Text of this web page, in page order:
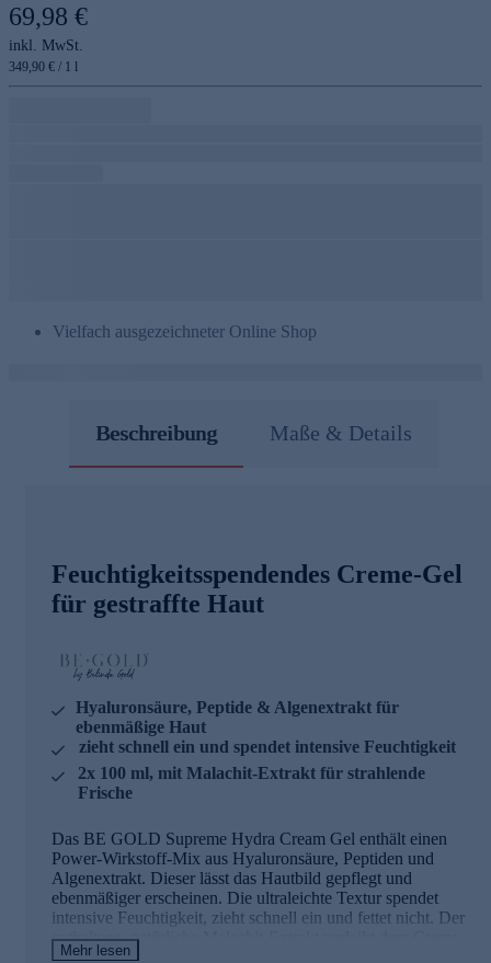
69,98 €
inkl. MwSt.
349,90 € / 1 l
Vielfach ausgezeichneter Online Shop
Beschreibung Maße & Details
Feuchtigkeitsspendendes Creme-Gel
für gestraffte Haut
Hyaluronsäure, Peptide & Algenextrakt für
ebenmäßige Haut
zieht schnell ein und spendet intensive Feuchtigkeit
2x 100 ml, mit Malachit-Extrakt für strahlende
Frische
Das BE GOLD Supreme Hydra Cream Gel enthält einen
Power-Wirkstoff-Mix aus Hyaluronsäure, Peptiden und
Algenextrakt. Dieser lässt das Hautbild gepflegt und
ebenmäßiger erscheinen. Die ultraleichte Textur spendet
intensive Feuchtigkeit, zieht schnell ein und fettet nicht. Der
enthaltene, natürliche Malachit-Extrakt verleiht dem Creme-
Gel die hellblaue Farbe und sorgt für strahlende Frische.
Mehr lesen